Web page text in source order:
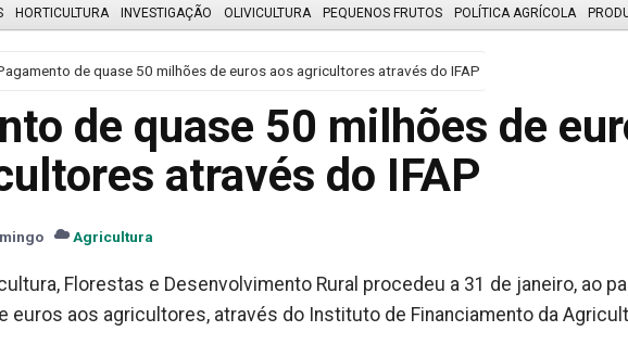
HORTICULTURA INVESTIGAÇÃO OLIVICULTURA PEQUENOS FRUTOS POLÍTICA AGRÍCOLA
de quase 50 milhões de euros aos agricultores através do IFAP
de quase 50 milhões de
através do IFAP
Agricultura
Florestas e Desenvolvimento Rural procedeu a 31 de janeiro, ao
euros aos agricultores, através do Instituto de Financiamento da